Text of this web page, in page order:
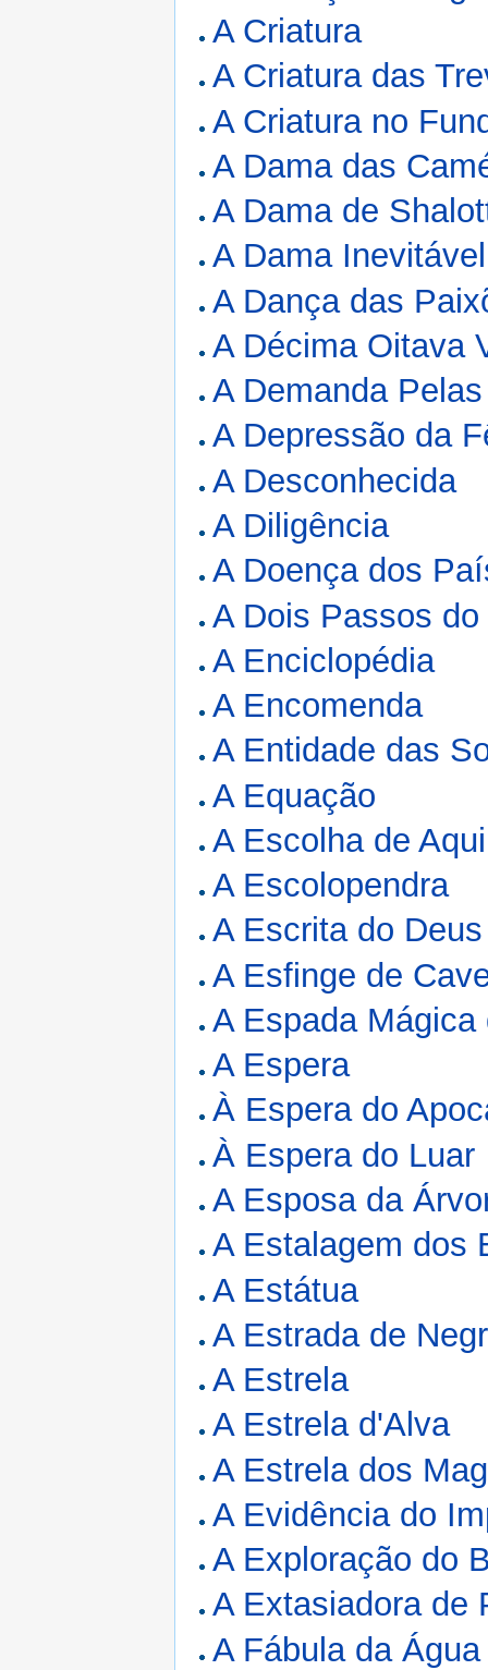
A Criatura
A Criatura das
A Criatura no
A Dama das
A Dama de
A Dama Inevitável
A Dança das
A Décima Oitava
A Demanda
A Depressão da
A Desconhecida
A Diligência
A Doença dos
A Dois Passos
A Enciclopédia
A Encomenda
A Entidade das
A Equação
A Escolha de
A Escolopendra
A Escrita do Deus
A Esfinge de
A Espada Mágica
A Espera
À Espera do
À Espera do Luar
A Esposa da
A Estalagem dos
A Estátua
A Estrada de
A Estrela
A Estrela d'Alva
A Estrela dos
A Evidência do
A Exploração do
A Extasiadora de
A Fábula da Água